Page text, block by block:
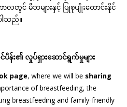
င် မိဘများနှင့် ပြုစုပျိုးထောင်းနိုင်
ါသည်။
န်း၏ လှုပ်ရှားဆောင်ရွက်မှုများ
page, where we will be sharing
of breastfeeding, the
breastfeeding and family-friendly